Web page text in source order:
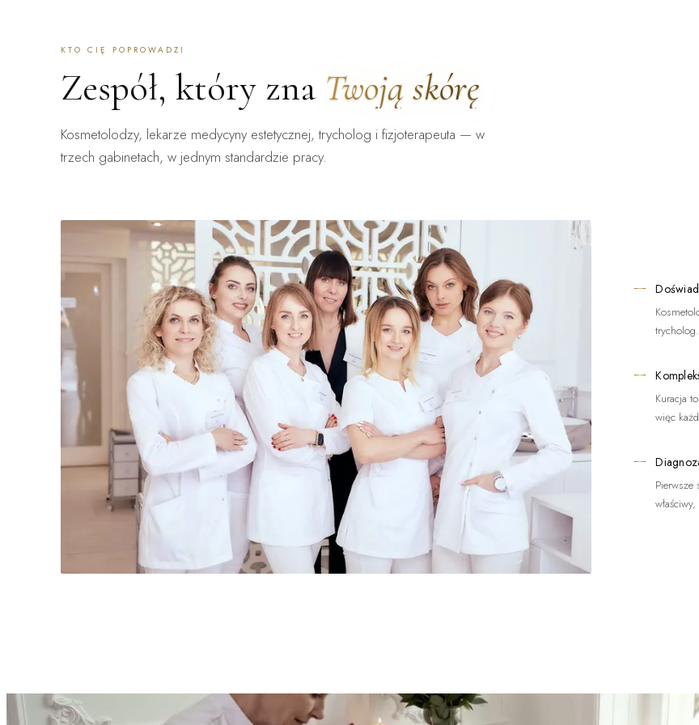
KTO CIĘ POPROWADZI
Zespół, który zna Twoją skórę
Kosmetolodzy, lekarze medycyny estetycznej, trycholog i fizjoterapeuta — w
trzech gabinetach, w jednym standardzie pracy.
Kuracja
więc
Pierwsze